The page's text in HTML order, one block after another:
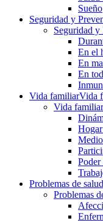
Sueño
Seguridad y
Seguridad y
En el
En
En
Vida familiarVida
Vida familiar
Problemas de salud
Problemas